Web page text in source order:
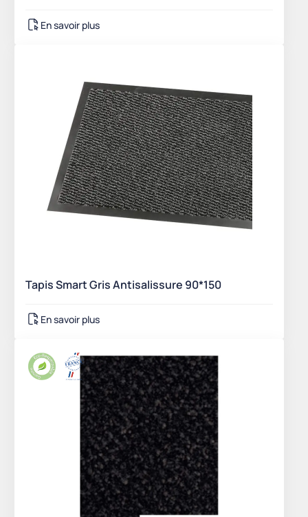
En savoir plus
Tapis Smart Gris Antisalissure 90*150
En savoir plus